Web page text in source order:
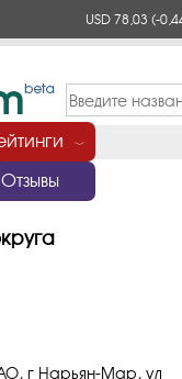
USD 78,03(-
﹀
Отзывы
округа
г Нарьян-Мар, ул